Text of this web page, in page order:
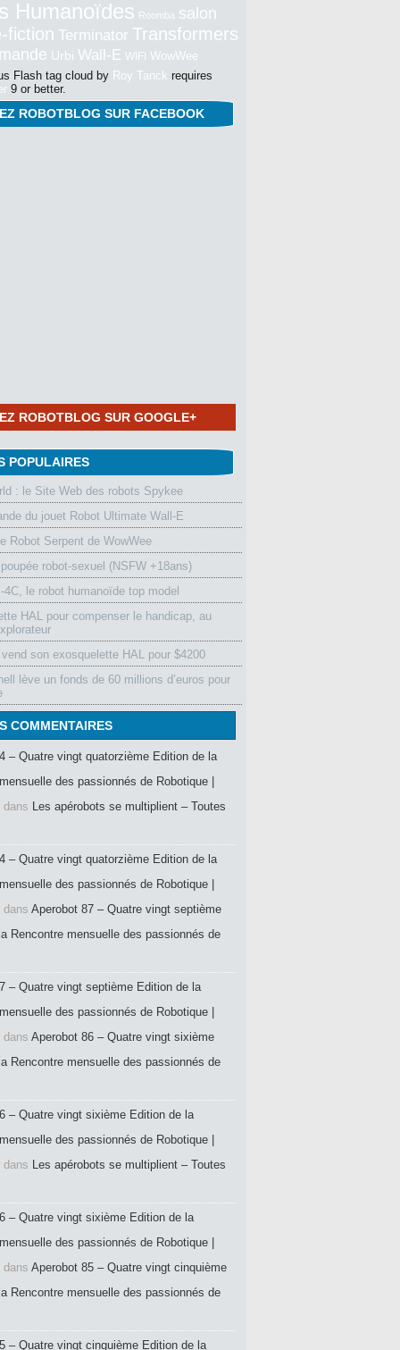
Humanoïdes Roomba salon
fiction Terminator Transformers
Urbi Wall-E WIFI WowWee
Flash tag cloud by Roy Tanck requires
9 or better.
ROBOTBLOG SUR FACEBOOK
ROBOTBLOG SUR GOOGLE+
POPULAIRES
: le Site Web des robots Spykee
du jouet Robot Ultimate Wall-E
Robot Serpent de WowWee
robot-sexuel (NSFW +18ans)
4C, le robot humanoïde top model
HAL pour compenser le handicap, au
son exosquelette HAL pour $4200
lève un fonds de 60 millions d’euros pour
COMMENTAIRES
– Quatre vingt quatorzième Edition de la
des passionnés de Robotique |
dans Les apérobots se multiplient – Toutes
– Quatre vingt quatorzième Edition de la
des passionnés de Robotique |
dans Aperobot 87 – Quatre vingt septième
Rencontre mensuelle des passionnés de
– Quatre vingt septième Edition de la
des passionnés de Robotique |
dans Aperobot 86 – Quatre vingt sixième
Rencontre mensuelle des passionnés de
– Quatre vingt sixième Edition de la
des passionnés de Robotique |
dans Les apérobots se multiplient – Toutes
– Quatre vingt sixième Edition de la
des passionnés de Robotique |
dans Aperobot 85 – Quatre vingt cinquième
Rencontre mensuelle des passionnés de
– Quatre vingt cinquième Edition de la